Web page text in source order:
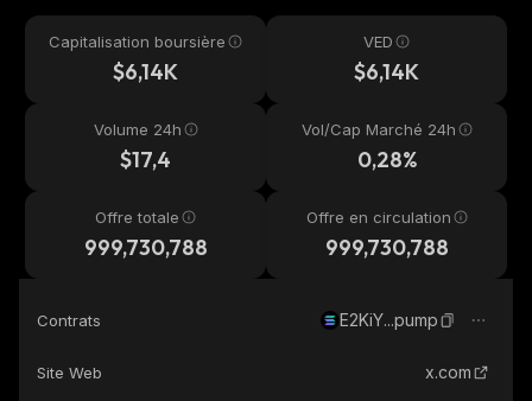
Capitalisation boursière
$6,14K
VED
$6,14K
Volume 24h
$17,4
Vol/Cap Marché 24h
0,28%
Offre totale
999,730,788
Offre en circulation
999,730,788
Contrats E2KiY...pump
Site Web x.com